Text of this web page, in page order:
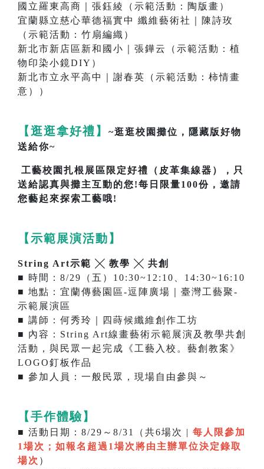
國立羅東高商｜張鈺綾（示範活動：陶版畫）
宜蘭縣立慈心華德福實中 纖維藝術社｜陳詩玫
（示範活動：竹扇編織）
新北市新店區新和國小｜張鏵云（示範活動：植
物印染小鏡DIY）
新北市立永平高中｜謝春英（示範活動：柿情畫
意））
【逛逛拿好禮】
~逛逛校園攤位，隱藏版好物
送給你~
工藝校園扎根展區限定好禮（皮革集線器），只
送給認真與攤主互動的您!每日限量100份，邀請
您藝起來探索工藝哦!
【示範展演活動】
String Art示範 ╳ 教學 ╳ 共創
■ 時間：8/29（五）10:30~12:10、14:30~16:10
■ 地點：宜蘭傳藝園區-逗陣廣場｜臺灣工藝聚-
示範展演區
■ 講師：何秀玲｜四蒔候纖維創作工坊
■ 內容：String Art線畫藝術示範展演及教學共創
活動，與民眾一起完成《工藝入校。藝創教案》
LOGO釘板作品
■ 參加人員：一般民眾，現場自由參與～
【手作體驗】
■ 活動日期：8/29～8/31（共6場次 | 每人限參加
1場次；如報名超過1場次將由主辦單位決定錄取
場次 ）